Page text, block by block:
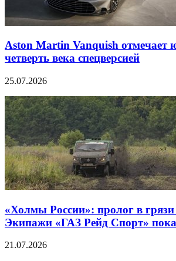
Aston Martin Vanquish отмечает
четверть века спецверсией
25.07.2026
«Холмы России»: пролог в
Экипажи «ГАЗ Рейд Спорт»
21.07.2026